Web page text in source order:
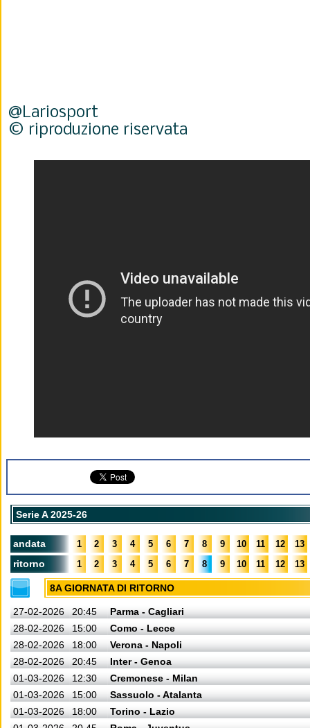
@Lariosport
© riproduzione riservata
Serie A 2025-26
andata 1 2 3 4 5 6 7 8 9 10 11 12 13
ritorno 1 2 3 4 5 6 7 8 9 10 11 12 13
8A GIORNATA DI RITORNO
27-02-2026 20:45
Parma - Cagliari
28-02-2026
15:00
Como - Lecce
28-02-2026
18:00
Verona - Napoli
28-02-2026
20:45
Inter - Genoa
01-03-2026
12:30
Cremonese - Milan
01-03-2026
15:00
Sassuolo - Atalanta
01-03-2026
18:00
Torino - Lazio